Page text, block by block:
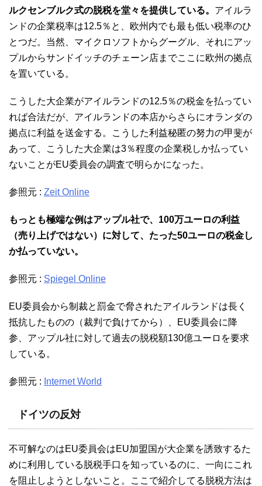
ルクセンブルク式の脱税を堂々を提供している。 アイルラ
ンドの企業税率は12.5％と、欧州内でも最も低い税率のひ
とつだ。当然、マイクロソフトからグーグル、それにアッ
プルからサンドイッチのチェーン店までここに欧州の拠点
を置いている。
こうした大企業がアイルランドの12.5％の税金を払ってい
れば合法だが、アイルランドの本店からさらにオランダの
拠点に利益を送金する。こうした利益秘匿の努力の甲斐が
あって、こうした大企業は3％程度の企業税しか払ってい
ないことがEU委員会の調査で明らかになった。
参照元 : Zeit Online
もっとも極端な例はアップル社で、100万ユーロの利益
（売り上げではない）に対して、たった50ユーロの税金し
か払っていない。
参照元 : Spiegel Online
EU委員会から制裁と罰金で脅されたアイルランドは長く
抵抗したものの（裁判で負けてから）、EU委員会に降
参、アップル社に対して過去の脱税額130億ユーロを要求
している。
参照元 : Internet World
ドイツの反対
不可解なのはEU委員会はEU加盟国が大企業を誘致するた
めに利用している脱税手口を知っているのに、一向にこれ
を阻止しようとしないこと。ここで紹介してる脱税方法は